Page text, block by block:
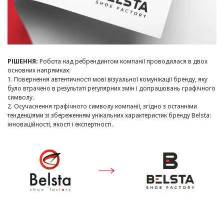
РІШЕННЯ: Робота над ребрендингом компанії проводилася в двох
основних напрямках:
1. Повернення автентичності мові візуальної комунікації бренду, яку
було втрачено в результаті регулярних змін і допрацювань графічного
символу.
2. Осучаснення графічного символу компанії, згідно з останніми
тенденціями зі збереженням унікальних характеристик бренду Belsta:
інноваційності, якості і експертності.